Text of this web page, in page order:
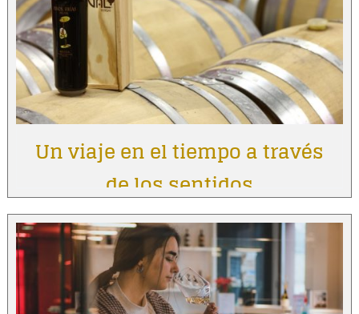
Un viaje en el tiempo a través
de los sentidos